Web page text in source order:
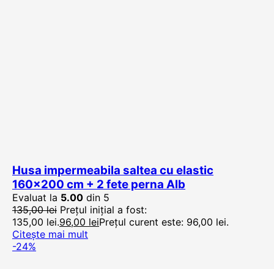
Husa impermeabila saltea cu elastic
160×200 cm + 2 fete perna Alb
Evaluat la 5.00 din 5
135,00lei Prețul inițial a fost:
135,00 lei.96,00 leiPrețul curent este: 96,00 lei.
Citește mai mult
-24%